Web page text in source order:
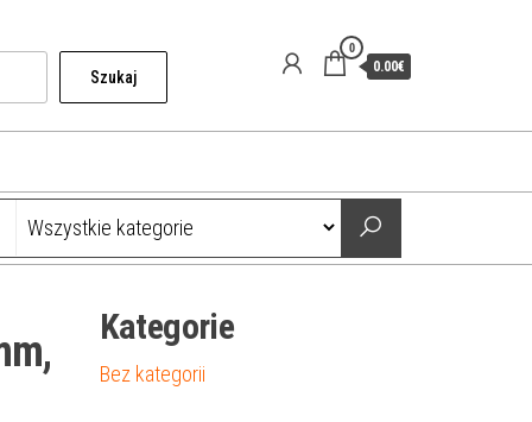
Szukaj
0
0.00€
Kategorie
Bez kategorii